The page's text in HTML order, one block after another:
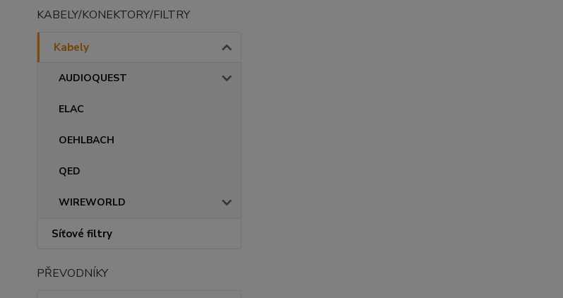
KABELY/KONEKTORY/FILTRY
Kabely
AUDIOQUEST
ELAC
OEHLBACH
QED
WIREWORLD
Síťové filtry
PŘEVODNÍKY